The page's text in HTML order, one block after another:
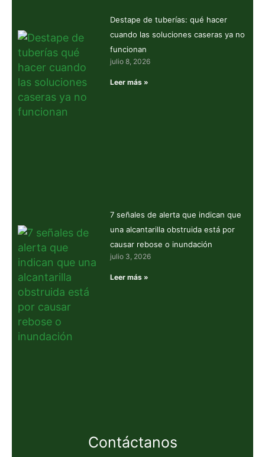
Destape de tuberías: qué hacer
cuando las soluciones caseras ya no
funcionan
julio 8, 2026
Leer más »
7 señales de alerta que indican que
una alcantarilla obstruida está por
causar rebose o inundación
julio 3, 2026
Leer más »
Contáctanos